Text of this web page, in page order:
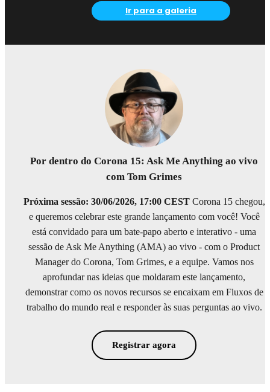
Ir para a galeria
Por dentro do Corona 15: Ask Me Anything ao vivo
com Tom Grimes
Próxima sessão: 30/06/2026, 17:00 CESTCorona 15 chegou,
e queremos celebrar este grande lançamento com você! Você
está convidado para um bate-papo aberto e interativo - uma
sessão de Ask Me Anything (AMA) ao vivo - com o Product
Manager do Corona, Tom Grimes, e a equipe. Vamos nos
aprofundar nas ideias que moldaram este lançamento,
demonstrar como os novos recursos se encaixam em Fluxos de
trabalho do mundo real e responder às suas perguntas ao vivo.
Registrar agora